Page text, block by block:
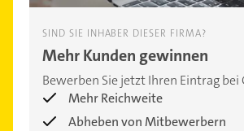
SIND SIE INHABER DIESER FIRMA?
Mehr Kunden gewinnen
Bewerben Sie jetzt Ihren Eintrag bei
Mehr Reichweite
Abheben von Mitbewerbern